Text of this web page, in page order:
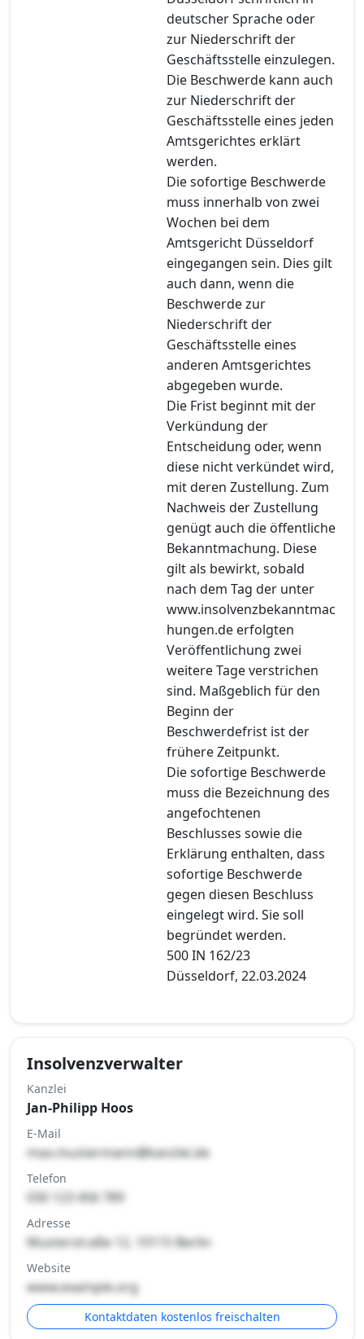
deutscher Sprache oder
zur Niederschrift der
Geschäftsstelle einzulegen.
Die Beschwerde kann auch
zur Niederschrift der
Geschäftsstelle eines jeden
Amtsgerichtes erklärt
werden.
Die sofortige Beschwerde
muss innerhalb von zwei
Wochen bei dem
Amtsgericht Düsseldorf
eingegangen sein. Dies gilt
auch dann, wenn die
Beschwerde zur
Niederschrift der
Geschäftsstelle eines
anderen Amtsgerichtes
abgegeben wurde.
Die Frist beginnt mit der
Verkündung der
Entscheidung oder, wenn
diese nicht verkündet wird,
mit deren Zustellung. Zum
Nachweis der Zustellung
genügt auch die öffentliche
Bekanntmachung. Diese
gilt als bewirkt, sobald
nach dem Tag der unter
www.insolvenzbekanntmac
hungen.de erfolgten
Veröffentlichung zwei
weitere Tage verstrichen
sind. Maßgeblich für den
Beginn der
Beschwerdefrist ist der
frühere Zeitpunkt.
Die sofortige Beschwerde
muss die Bezeichnung des
angefochtenen
Beschlusses sowie die
Erklärung enthalten, dass
sofortige Beschwerde
gegen diesen Beschluss
eingelegt wird. Sie soll
begründet werden.
500 IN 162/23
Düsseldorf, 22.03.2024
Insolvenzverwalter
Kanzlei
Jan-Philipp Hoos
E-Mail
max.mustermann@kanzlei.de
Telefon
030 123 456 789
Adresse
Musterstraße 12, 10115 Berlin
Website
www.example.org
Kontaktdaten kostenlos freischalten